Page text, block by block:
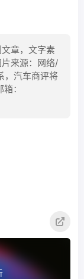
章，文字素
来源：网络/
，汽车商评将
：